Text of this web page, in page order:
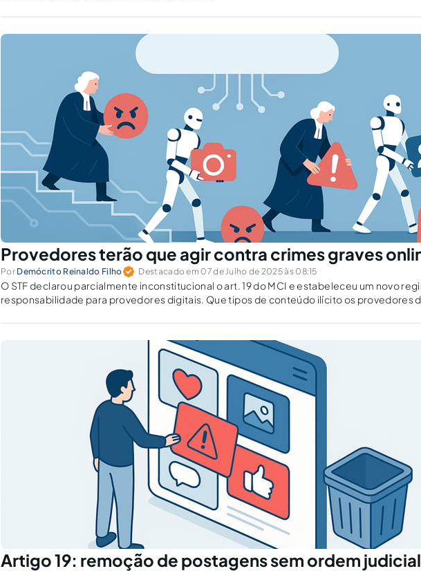
Provedores terão que agir contra crimes graves
Por Demócrito Reinaldo Filho Destacado em 07 de Julho de 2025 às 08:15
O STF declarou parcialmente inconstitucional o art. 19 do MCI e estabeleceu um novo
responsabilidade para provedores digitais. Que tipos de conteúdo ilícito os provedores
Artigo 19: remoção de postagens sem ordem judicial